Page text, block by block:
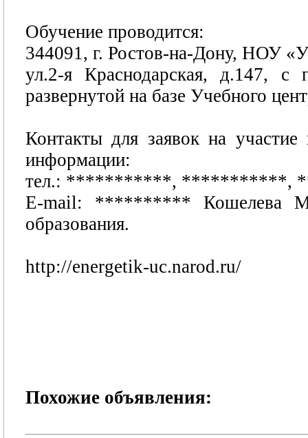
Обучение проводится:
344091, г. Ростов-на-Дону, НОУ
ул.2-я Краснодарская, д.147, с
развернутой на базе Учебного
Контакты для заявок на
информации:
тел.: ***********, ***********,
E-mail: ********** Кошелева
образования.
http://energetik-uc.narod.ru/
Похожие объявления: